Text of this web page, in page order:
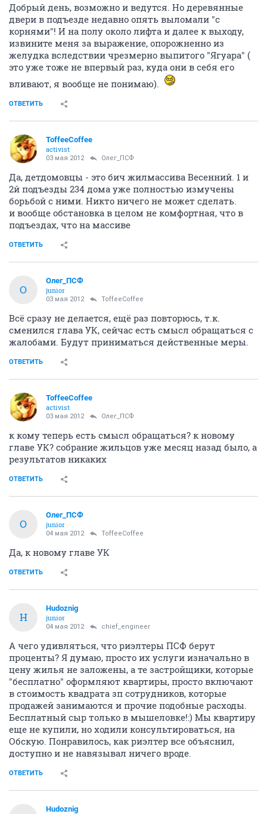
Добрый день, возможно и ведутся. Но деревянные
двери в подъезде недавно опять выломали "с
корнями"! И на полу около лифта и далее к выходу,
извините меня за выражение, опорожненно из
желудка вследствии чрезмерно выпитого "Ягуара" (
это уже тоже не впервый раз, куда они в себя его
вливают, я вообще не понимаю).
ОТВЕТИТЬ
ToffeeCoffee
activist
03 мая 2012 Олег_ПСФ
Да, детдомовцы - это бич жилмассива Весенний. 1 и
2й подъезды 234 дома уже полностью измучены
борьбой с ними. Никто ничего не может сделать.
и вообще обстановка в целом не комфортная, что в
подъездах, что на массиве
ОТВЕТИТЬ
О
Олег_ПСФ
junior
03 мая 2012 ToffeeCoffee
Всё сразу не делается, ещё раз повторюсь, т.к.
сменился глава УК, сейчас есть смысл обращаться с
жалобами. Будут приниматься действенные меры.
ОТВЕТИТЬ
ToffeeCoffee
activist
03 мая 2012 Олег_ПСФ
к кому теперь есть смысл обращаться? к новому
главе УК? собрание жильцов уже месяц назад было, а
результатов никаких
ОТВЕТИТЬ
О
Олег_ПСФ
junior
04 мая 2012 ToffeeCoffee
Да, к новому главе УК
ОТВЕТИТЬ
H
Hudoznig
junior
04 мая 2012 chief_engineer
А чего удивляться, что риэлтеры ПСФ берут
проценты? Я думаю, просто их услуги изначально в
цену жилья не заложены, а те застройщики, которые
"бесплатно" оформляют квартиры, просто включают
в стоимость квадрата зп сотрудников, которые
продажей занимаются и прочие подобные расходы.
Бесплатный сыр только в мышеловке!:) Мы квартиру
еще не купили, но ходили консультироваться, на
Обскую. Понравилось, как риэлтер все объяснил,
доступно и не навязывал ничего вроде.
ОТВЕТИТЬ
Hudoznig